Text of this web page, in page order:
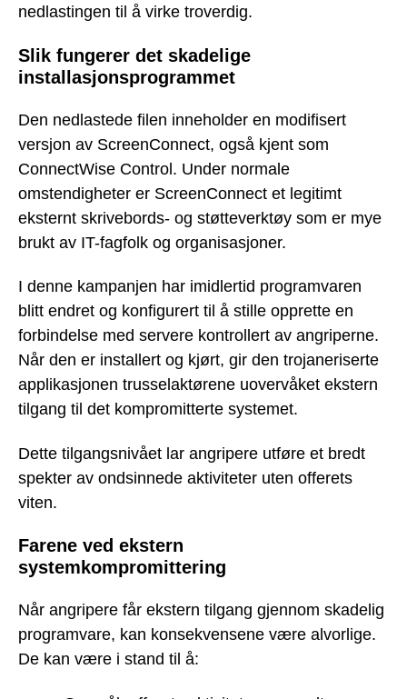
nedlastingen til å virke troverdig.
Slik fungerer det skadelige
installasjonsprogrammet
Den nedlastede filen inneholder en modifisert
versjon av ScreenConnect, også kjent som
ConnectWise Control. Under normale
omstendigheter er ScreenConnect et legitimt
eksternt skrivebords- og støtteverktøy som er mye
brukt av IT-fagfolk og organisasjoner.
I denne kampanjen har imidlertid programvaren
blitt endret og konfigurert til å stille opprette en
forbindelse med servere kontrollert av angriperne.
Når den er installert og kjørt, gir den trojaneriserte
applikasjonen trusselaktørene uovervåket ekstern
tilgang til det kompromitterte systemet.
Dette tilgangsnivået lar angripere utføre et bredt
spekter av ondsinnede aktiviteter uten offerets
viten.
Farene ved ekstern
systemkompromittering
Når angripere får ekstern tilgang gjennom skadelig
programvare, kan konsekvensene være alvorlige.
De kan være i stand til å: